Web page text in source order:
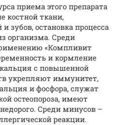
приема этого препарата
костной ткани,
зубов, остановка процесса
организма. Среди
«Компливит
и кормление
с повышенной
укрепляют иммунитет,
и фосфора, служат
остеопороза, имеют
Среди минусов –
реакции.